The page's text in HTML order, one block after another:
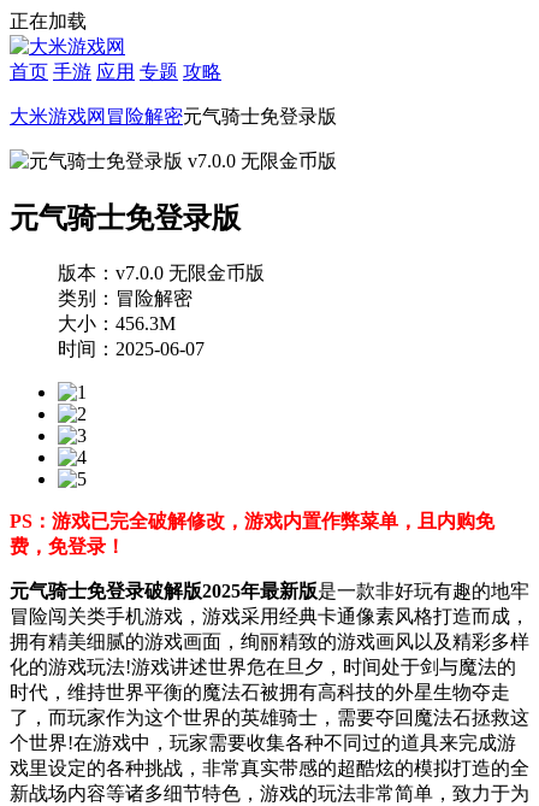
正在加载
首页 手游 应用 专题 攻略
大米游戏网 冒险解密元气骑士免登录版
元气骑士免登录版
版本：v7.0.0 无限金币版
类别：冒险解密
大小：456.3M
时间：2025-06-07
PS：游戏已完全破解修改，游戏内置作弊菜单，且内购免
费，免登录！
元气骑士免登录破解版2025年最新版是一款非好玩有趣的地牢
冒险闯关类手机游戏，游戏采用经典卡通像素风格打造而成，
拥有精美细腻的游戏画面，绚丽精致的游戏画风以及精彩多样
化的游戏玩法!游戏讲述世界危在旦夕，时间处于剑与魔法的
时代，维持世界平衡的魔法石被拥有高科技的外星生物夺走
了，而玩家作为这个世界的英雄骑士，需要夺回魔法石拯救这
个世界!在游戏中，玩家需要收集各种不同过的道具来完成游
戏里设定的各种挑战，非常真实带感的超酷炫的模拟打造的全
新战场内容等诸多细节特色，游戏的玩法非常简单，致力于为